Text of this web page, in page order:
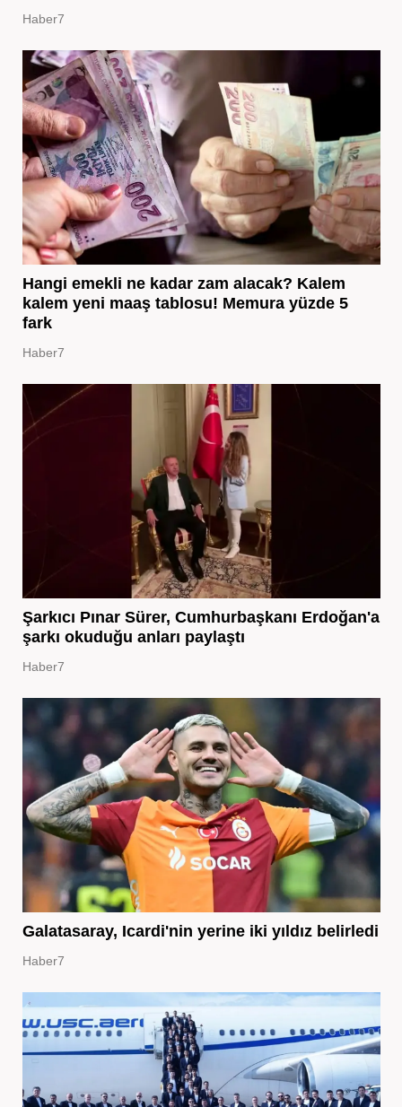
Haber7
Hangi emekli ne kadar zam alacak? Kalem
kalem yeni maaş tablosu! Memura yüzde 5
fark
Haber7
Şarkıcı Pınar Sürer, Cumhurbaşkanı Erdoğan'a
şarkı okuduğu anları paylaştı
Haber7
Galatasaray, Icardi'nin yerine iki yıldız belirledi
Haber7